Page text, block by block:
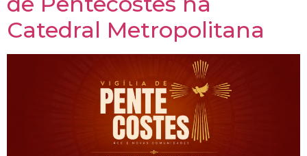
Catedral Metropolitana